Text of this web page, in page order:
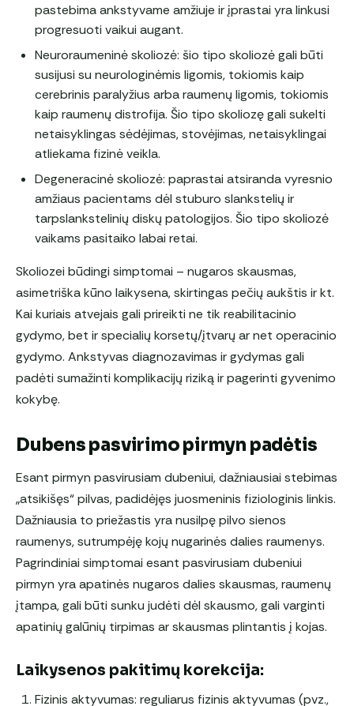
pastebima ankstyvame amžiuje ir įprastai yra linkusi
progresuoti vaikui augant.
Neuroraumeninė skoliozė: šio tipo skoliozė gali būti
susijusi su neurologinėmis ligomis, tokiomis kaip
cerebrinis paralyžius arba raumenų ligomis, tokiomis
kaip raumenų distrofija. Šio tipo skoliozę gali sukelti
netaisyklingas sėdėjimas, stovėjimas, netaisyklingai
atliekama fizinė veikla.
Degeneracinė skoliozė: paprastai atsiranda vyresnio
amžiaus pacientams dėl stuburo slankstelių ir
tarpslankstelinių diskų patologijos. Šio tipo skoliozė
vaikams pasitaiko labai retai.
Skoliozei būdingi simptomai – nugaros skausmas,
asimetriška kūno laikysena, skirtingas pečių aukštis ir kt.
Kai kuriais atvejais gali prireikti ne tik reabilitacinio
gydymo, bet ir specialių korsetų/įtvarų ar net operacinio
gydymo. Ankstyvas diagnozavimas ir gydymas gali
padėti sumažinti komplikacijų riziką ir pagerinti gyvenimo
kokybę.
Dubens pasvirimo pirmyn padėtis
Esant pirmyn pasvirusiam dubeniui, dažniausiai stebimas
„atsikišęs“ pilvas, padidėjęs juosmeninis fiziologinis linkis.
Dažniausia to priežastis yra nusilpę pilvo sienos
raumenys, sutrumpėję kojų nugarinės dalies raumenys.
Pagrindiniai simptomai esant pasvirusiam dubeniui
pirmyn yra apatinės nugaros dalies skausmas, raumenų
įtampa, gali būti sunku judėti dėl skausmo, gali varginti
apatinių galūnių tirpimas ar skausmas plintantis į kojas.
Laikysenos pakitimų korekcija:
Fizinis aktyvumas: reguliarus fizinis aktyvumas (pvz.,